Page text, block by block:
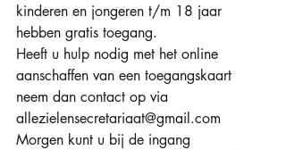
kinderen en jongeren t/m 18 jaar
hebben gratis toegang.
Heeft u hulp nodig met het online
aanschaffen van een toegangskaart
neem dan contact op via
allezielensecretariaat@gmail.com
Morgen kunt u bij de ingang